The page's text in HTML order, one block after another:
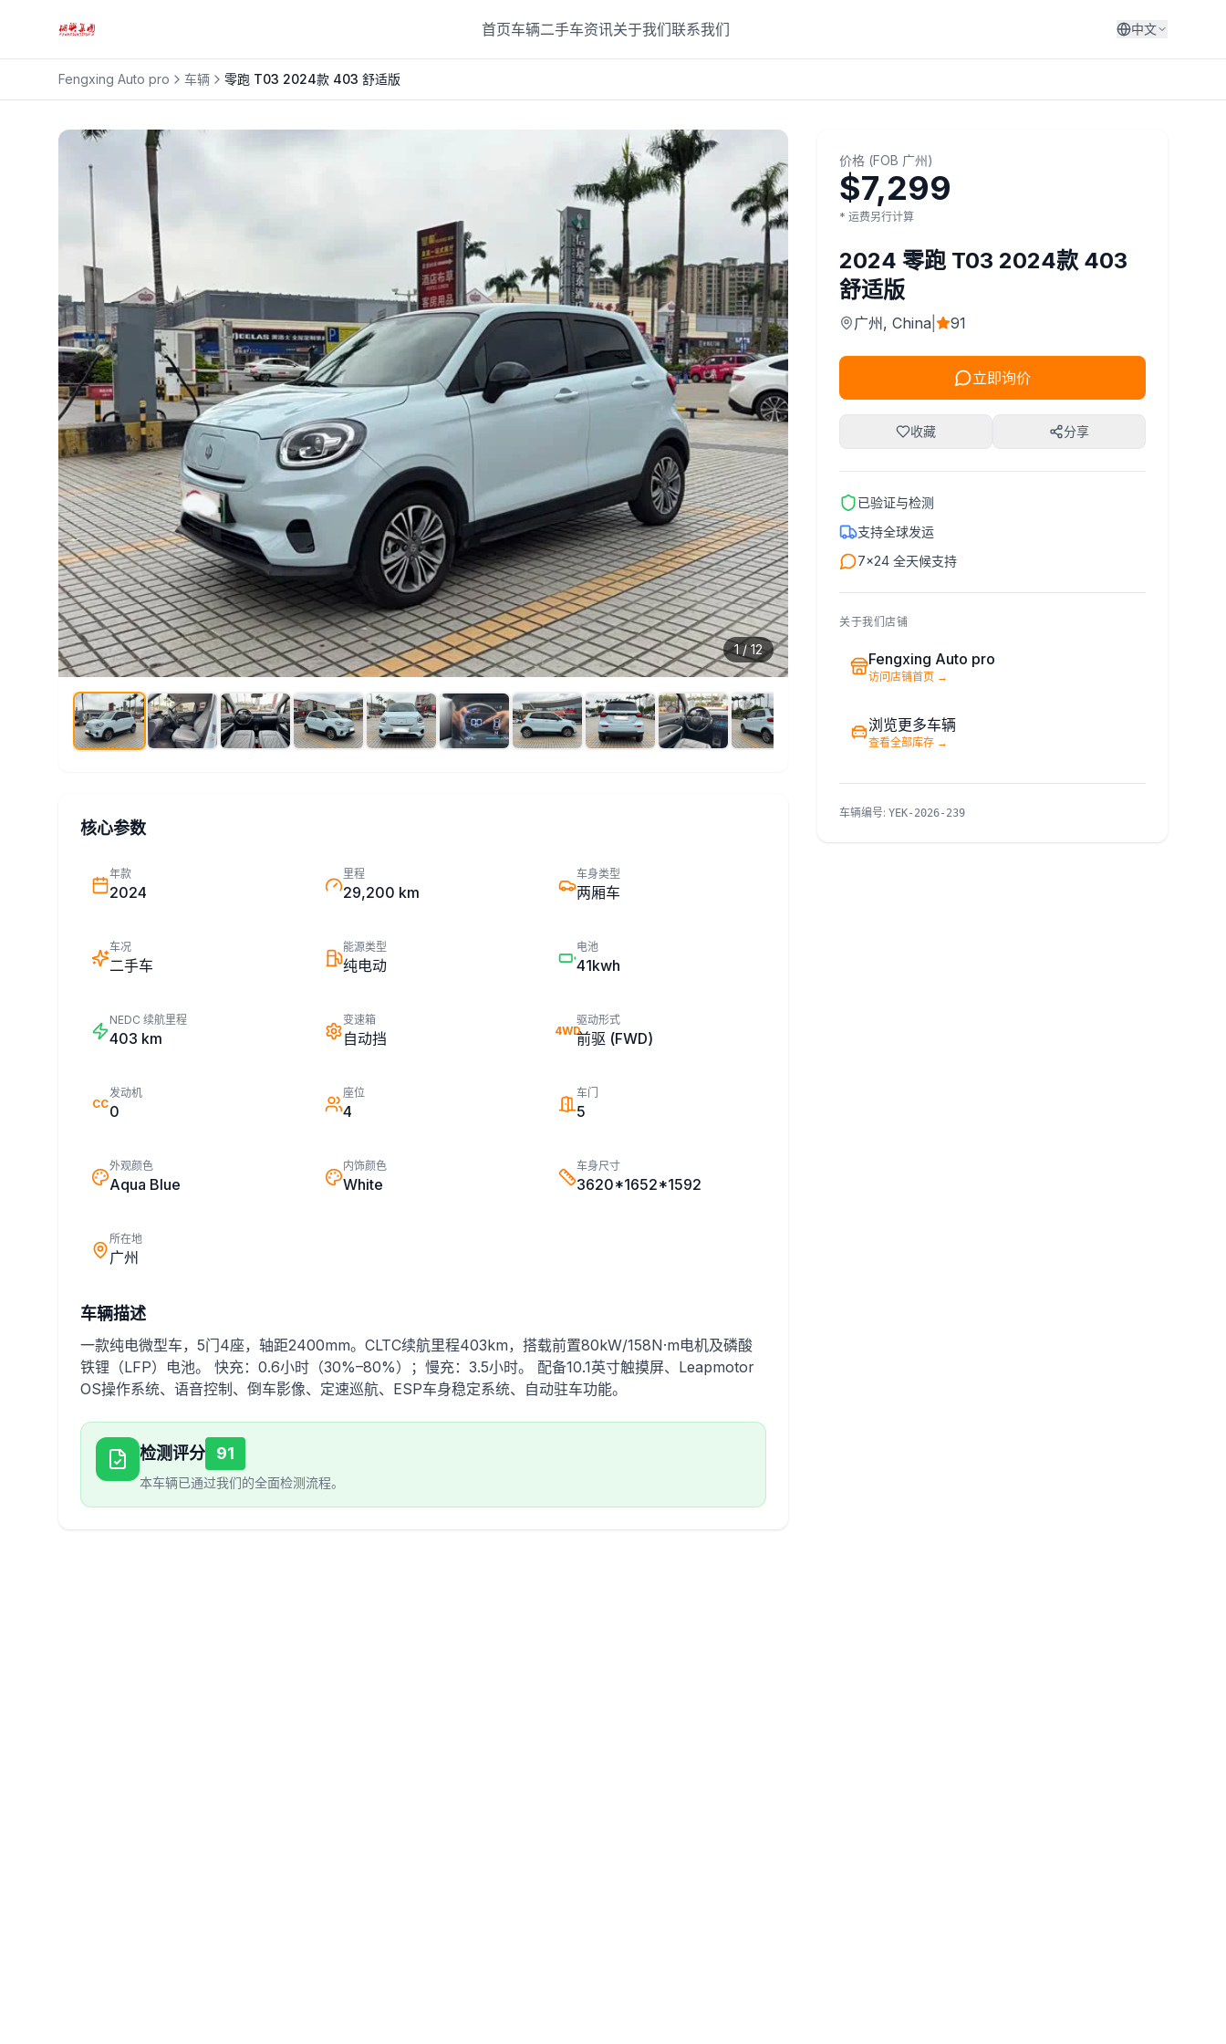
首页车辆二手车资讯关于我们联系我们 中文
Fengxing Auto pro 车辆 零跑 T03 2024款 403 舒适版
1/12
核心参数
年款
2024
里程
29,200 km
车身类型
两厢车
车况
二手车
能源类型
纯电动
电池
41kwh
NEDC 续航里程
403 km
变速箱
自动挡 4WD
驱动形式
前驱 (FWD)
CC
发动机
0
座位
4
车门
5
外观颜色
Aqua Blue
内饰颜色
White
车身尺寸
3620*1652*1592
所在地
广州
车辆描述
一款纯电微型车，5门4座，轴距2400mm。CLTC续航里程403km，搭载前置80kW/158N·m电机及磷酸
铁锂（LFP）电池。 快充：0.6小时（30%–80%）；慢充：3.5小时。 配备10.1英寸触摸屏、Leapmotor
OS操作系统、语音控制、倒车影像、定速巡航、ESP车身稳定系统、自动驻车功能。
检测评分 91
本车辆已通过我们的全面检测流程。
价格 (FOB 广州)
$7,299
* 运费另行计算
2024 零跑 T03 2024款 403
舒适版
广州 , China 91
立即询价
收藏 分享
已验证与检测
支持全球发运
7×24 全天候支持
关于我们店铺
Fengxing Auto pro
访问店铺首页 →
浏览更多车辆
查看全部库存 →
车辆编号: YEK-2026-239